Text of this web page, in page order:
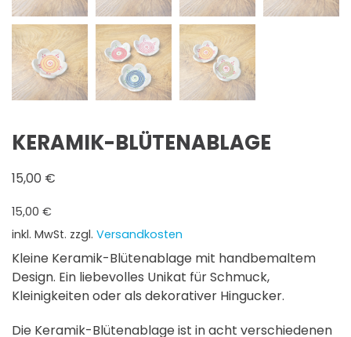
KERAMIK-BLÜTENABLAGE
15,00 €
15,00 €
inkl. MwSt. zzgl. Versandkosten
Kleine Keramik-Blütenablage mit handbemaltem
Design. Ein liebevolles Unikat für Schmuck,
Kleinigkeiten oder als dekorativer Hingucker.
Die Keramik-Blütenablage ist in acht verschiedenen